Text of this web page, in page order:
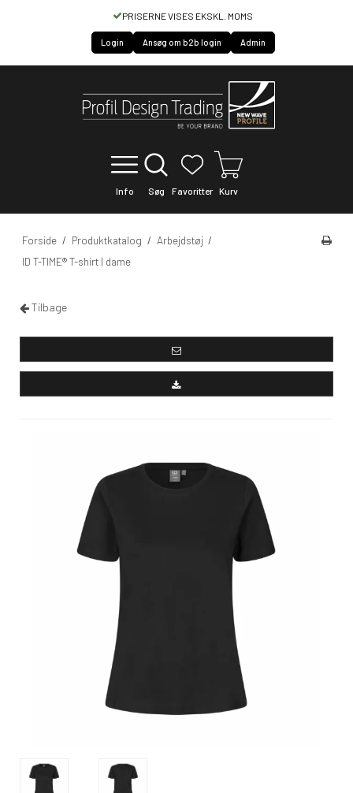
HURTIG SERVICE OF LEVERING
Login Ansøg om b2b login Admin
Info Søg Favoritter Kurv
Forside / Produktkatalog / Arbejdstøj /
ID T-TIME® T-shirt | dame
Tilbage